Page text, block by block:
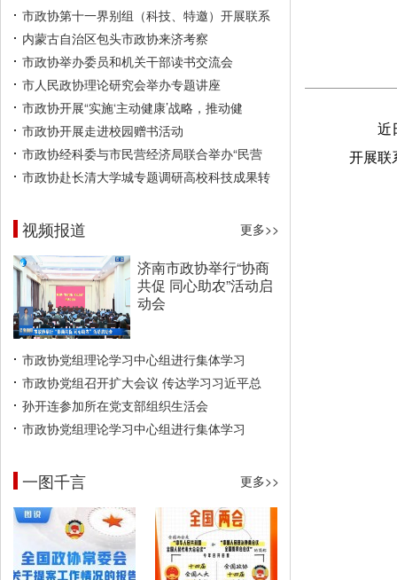
市政协第十一界别组（科技、特邀）开展联系
内蒙古自治区包头市政协来济考察
市政协举办委员和机关干部读书交流会
市人民政协理论研究会举办专题讲座
市政协开展“实施‘主动健康’战略，推动健
市政协开展走进校园赠书活动
市政协经科委与市民营经济局联合举办“民营
市政协赴长清大学城专题调研高校科技成果转
视频报道 更多>>
济南市政协举行“协商
共促 同心助农”活动启
动会
市政协党组理论学习中心组进行集体学习
市政协党组召开扩大会议 传达学习习近平总
孙开连参加所在党支部组织生活会
市政协党组理论学习中心组进行集体学习
一图千言 更多>>
近
开展联